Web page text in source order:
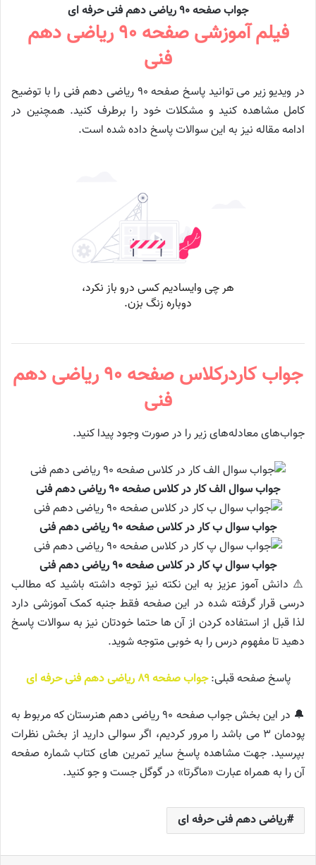
جواب صفحه ۹۰ ریاضی دهم فنی حرفه‌ ای
فیلم آموزشی صفحه ۹۰ ریاضی دهم
فنی
در ویدیو زیر می توانید پاسخ صفحه ۹۰ ریاضی دهم فنی را با توضیح
کامل مشاهده کنید و مشکلات خود را برطرف کنید. همچنین در
ادامه مقاله نیز به این سوالات پاسخ داده شده است.
جواب کاردرکلاس صفحه ۹۰ ریاضی دهم
فنی
جواب‌های معادله‌های زیر را در صورت وجود پیدا کنید.
جواب سوال الف کار در کلاس صفحه ۹۰ ریاضی دهم فنی
جواب سوال ب کار در کلاس صفحه ۹۰ ریاضی دهم فنی
جواب سوال پ کار در کلاس صفحه ۹۰ ریاضی دهم فنی
⚠️ دانش آموز عزیز به این نکته نیز توجه داشته باشید که مطالب
درسی قرار گرفته شده در این صفحه فقط جنبه کمک آموزشی دارد
لذا قبل از استفاده کردن از آن ها حتما خودتان نیز به سوالات پاسخ
دهید تا مفهوم درس را به خوبی متوجه شوید.
پاسخ صفحه قبلی:جواب صفحه ۸۹ ریاضی دهم فنی حرفه ای
🔔 در این بخش جواب صفحه ۹۰ ریاضی دهم هنرستان که مربوط به
پودمان ۳ می باشد را مرور کردیم، اگر سوالی دارید از بخش نظرات
بپرسید. جهت مشاهده پاسخ سایر تمرین های کتاب شماره صفحه
آن را به همراه عبارت «ماگرتا» در گوگل جست و جو کنید.
ریاضی دهم فنی حرفه ای